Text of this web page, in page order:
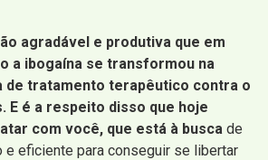
agradável e produtiva que em
a ibogaína se transformou na
de tratamento terapêutico contra o
E é a respeito disso que hoje
com você, que está à busca de
e eficiente para conseguir se libertar